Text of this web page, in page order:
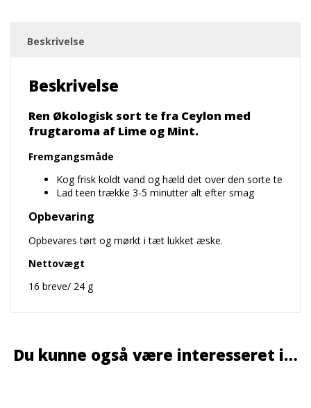
Beskrivelse
Beskrivelse
Ren Økologisk sort te fra Ceylon med
frugtaroma af Lime og Mint.
Fremgangsmåde
Kog frisk koldt vand og hæld det over den sorte te
Lad teen trække 3-5 minutter alt efter smag
Opbevaring
Opbevares tørt og mørkt i tæt lukket æske.
Nettovægt
16 breve/ 24 g
Du kunne også være interesseret i…